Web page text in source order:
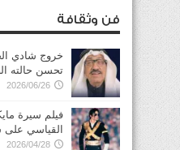
فن وثقافة
خروج شادي
تحسن حالته
2026/06/26
فيلم سيرة
القياسي على
2026/04/28